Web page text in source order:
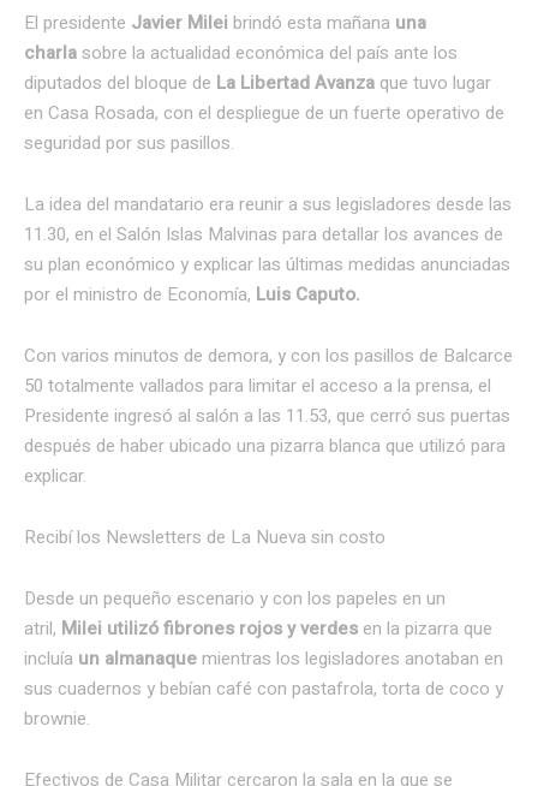
El presidente Javier Milei brindó esta mañana una
charlasobre la actualidad económica del país ante los
diputados del bloque de La Libertad Avanza que tuvo lugar
en Casa Rosada, con el despliegue de un fuerte operativo de
seguridad por sus pasillos.
La idea del mandatario era reunir a sus legisladores desde las
11.30, en el Salón Islas Malvinas para detallar los avances de
su plan económico y explicar las últimas medidas anunciadas
por el ministro de Economía, Luis Caputo.
Con varios minutos de demora, y con los pasillos de Balcarce
50 totalmente vallados para limitar el acceso a la prensa, el
Presidente ingresó al salón a las 11.53, que cerró sus puertas
después de haber ubicado una pizarra blanca que utilizó para
explicar.
Recibí los Newsletters de La Nueva sin costo
Desde un pequeño escenario y con los papeles en un
atril, Milei utilizó fibrones rojos y verdes en la pizarra que
incluía un almanaque mientras los legisladores anotaban en
sus cuadernos y bebían café con pastafrola, torta de coco y
brownie.
Efectivos de Casa Militar cercaron la sala en la que se